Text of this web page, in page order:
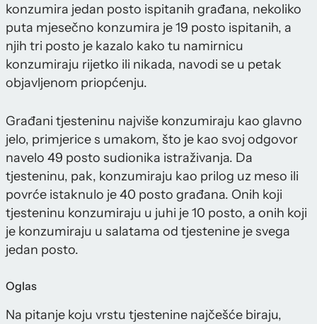
konzumira jedan posto ispitanih građana, nekoliko
puta mjesečno konzumira je 19 posto ispitanih, a
njih tri posto je kazalo kako tu namirnicu
konzumiraju rijetko ili nikada, navodi se u petak
objavljenom priopćenju.
Građani tjesteninu najviše konzumiraju kao glavno
jelo, primjerice s umakom, što je kao svoj odgovor
navelo 49 posto sudionika istraživanja. Da
tjesteninu, pak, konzumiraju kao prilog uz meso ili
povrće istaknulo je 40 posto građana. Onih koji
tjesteninu konzumiraju u juhi je 10 posto, a onih koji
je konzumiraju u salatama od tjestenine je svega
jedan posto.
Oglas
Na pitanje koju vrstu tjestenine najčešće biraju,